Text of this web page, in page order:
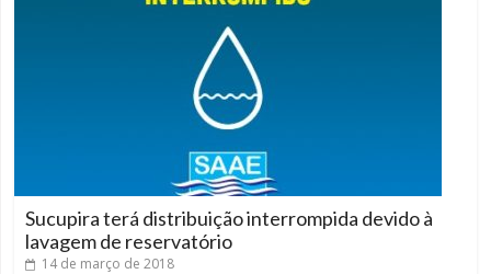
Sucupira terá distribuição interrompida devido à
lavagem de reservatório
14 de março de 2018